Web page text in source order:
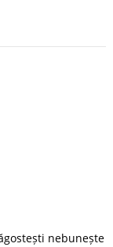
nebunește